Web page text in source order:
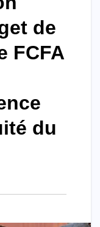
de
FCFA
du